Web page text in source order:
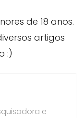
de 18 anos.
artigos
:)
e